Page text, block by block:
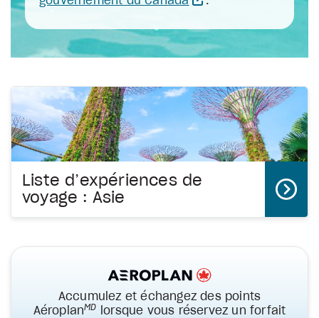
Liste d’expériences de
voyage : Asie
Accumulez et échangez des points
AéroplanMD
lorsque vous réservez un forfait